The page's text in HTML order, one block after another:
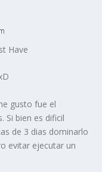
Have
gusto fue el
Si bien es dificil
de 3 dias dominarlo
evitar ejecutar un